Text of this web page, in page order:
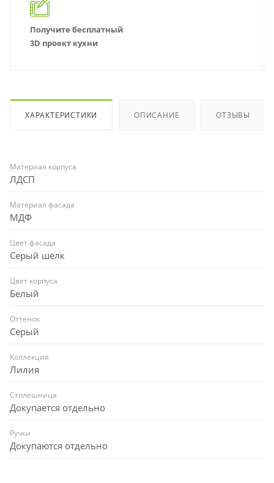
Получите бесплатный
3D проект кухни
ХАРАКТЕРИСТИКИ ОПИСАНИЕ ОТЗЫВЫ
Материал корпуса
ЛДСП
Материал фасада
МДФ
Цвет фасада
Серый шёлк
Цвет корпуса
Белый
Оттенок
Серый
Коллекция
Лилия
Столешница
Докупается отдельно
Ручки
Докупаются отдельно